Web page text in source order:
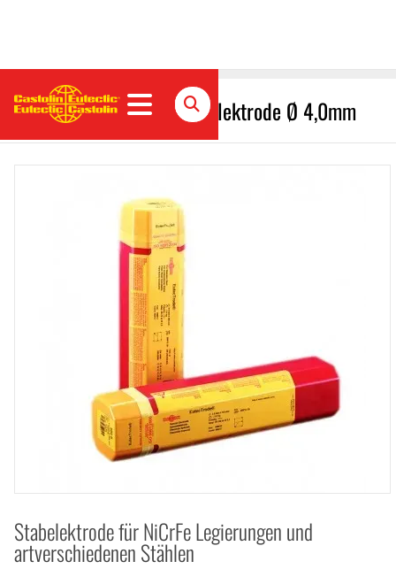
EutecTrode EC 4022 Stabelektrode Ø 4,0mm
Stabelektrode für NiCrFe Legierungen und
artverschiedenen Stählen